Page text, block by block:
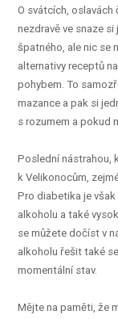
O svátcích,
nezdravě ve snaze
špatného, ale nic se
alternativy receptů
pohybem. To
mazance a pak si
s rozumem a pokud
Poslední nástrahou,
k Velikonocům,
Pro diabetika je
alkoholu a také
se můžete dočíst v
alkoholu řešit také
momentální stav.
Mějte na paměti, že